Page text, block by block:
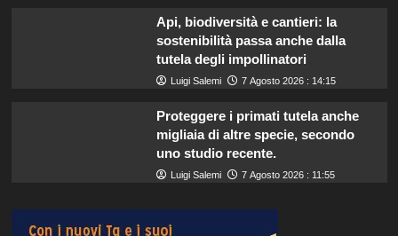
Api, biodiversità e cantieri: la
sostenibilità passa anche dalla
tutela degli impollinatori
Luigi Salemi 7 Agosto 2026 : 14:15
Proteggere i primati tutela anche
migliaia di altre specie, secondo
uno studio recente.
Luigi Salemi 7 Agosto 2026 : 11:55